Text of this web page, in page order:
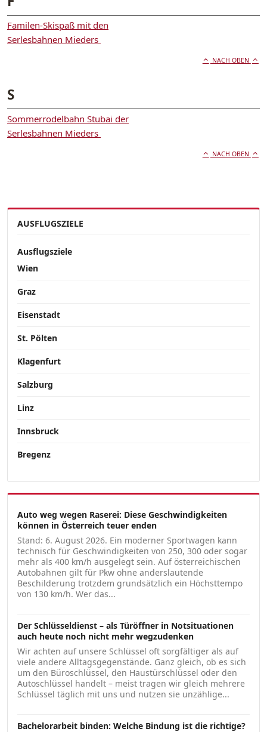
Familen-Skispaß mit den
Serlesbahnen Mieders
NACH OBEN
S
Sommerrodelbahn Stubai der
Serlesbahnen Mieders
NACH OBEN
AUSFLUGSZIELE
Ausflugsziele
Wien
Graz
Eisenstadt
St. Pölten
Klagenfurt
Salzburg
Linz
Innsbruck
Bregenz
Auto weg wegen Raserei: Diese Geschwindigkeiten
können in Österreich teuer enden
Stand: 6. August 2026. Ein moderner Sportwagen kann
technisch für Geschwindigkeiten von 250, 300 oder sogar
mehr als 400 km/h ausgelegt sein. Auf österreichischen
Autobahnen gilt für Pkw ohne anderslautende
Beschilderung trotzdem grundsätzlich ein Höchsttempo
von 130 km/h. Wer das...
Der Schlüsseldienst – als Türöffner in Notsituationen
auch heute noch nicht mehr wegzudenken
Wir achten auf unsere Schlüssel oft sorgfältiger als auf
viele andere Alltagsgegenstände. Ganz gleich, ob es sich
um den Büroschlüssel, den Haustürschlüssel oder den
Autoschlüssel handelt – meist tragen wir gleich mehrere
Schlüssel täglich mit uns und nutzen sie unzählige...
Bachelorarbeit binden: Welche Bindung ist die richtige?